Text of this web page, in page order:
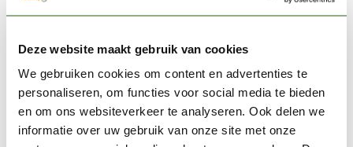
Deze website maakt gebruik van cookies
We gebruiken cookies om content en advertenties te
personaliseren, om functies voor social media te bieden
en om ons websiteverkeer te analyseren. Ook delen we
informatie over uw gebruik van onze site met onze
17ml - AK11107
In stock
AK INTERACTIVE
AK interactive Beige Red
Acrylic Modelling Colors -
17ml - AK11064
€2,75